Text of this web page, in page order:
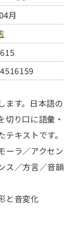
月
ます。日本語の
切り口に語彙・
キストです。
ーラ／アクセン
ス／方言／音韻
と音変化